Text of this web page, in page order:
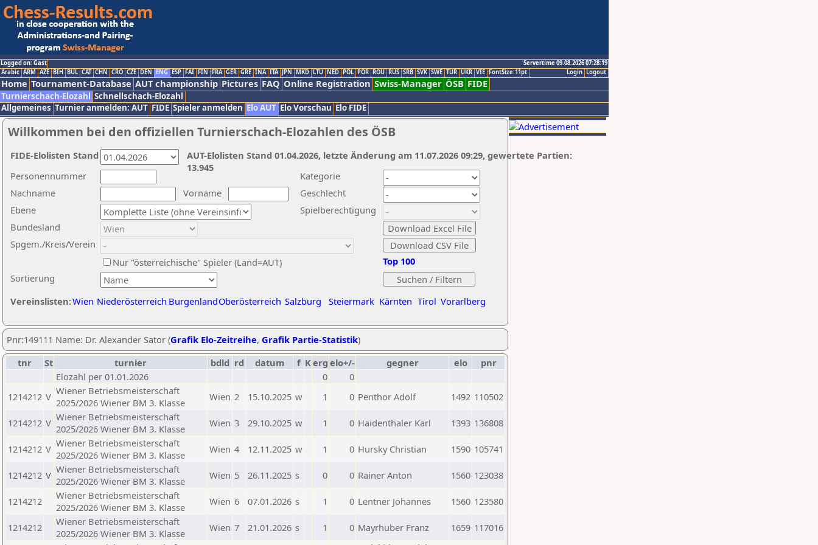
Logged on: Gast
Servertime 09.08.2026 07:28:19
Logout
Login
Arabic ARM AZE BIH BUL CAT CHN CRO CZE DEN ENG ESP FAI FIN FRA GER GRE INA ITA JPN MKD LTU NED POL POR ROU RUS SRB SVK SWE TUR UKR VIE FontSize:11pt
Home Tournament-Database AUT championship Pictures FAQ Online Registration Swiss-Manager ÖSB FIDE
Turnierschach-Elozahl Schnellschach-Elozahl
Allgemeines Turnier anmelden: AUT FIDE Spieler anmelden Elo AUT Elo Vorschau Elo FIDE
Willkommen bei den offiziellen Turnierschach-Elozahlen des ÖSB
Nachname
Vorname
Ebene
Kategorie
Sortierung
Personennummer
Bundesland
Spgem./Kreis/Verein
Geschlecht
Nur "österreichische" Spieler (Land=AUT)
Spielberechtigung
Vereinslisten:Wien Niederösterreich BurgenlandOberösterreich Salzburg Steiermark Kärnten Tirol Vorarlberg
Top 100
AUT-Elolisten Stand 01.04.2026, letzte Änderung am 11.07.2026 09:29, gewertete Partien:
13.945
FIDE-Elolisten Stand
Pnr:149111 Name: Dr. Alexander Sator (Grafik Elo-Zeitreihe, Grafik Partie-Statistik)
tnr
St turnier bdld rd datum f Kerg elo+/- gegner elo
pnr
Elozahl per 01.01.2026
0
0
1214212 V Wiener Betriebsmeisterschaft
2025/2026 Wiener BM 3. Klasse
Wien 2 15.10.2025 w 1 0 Penthor Adolf 1492 110502
1214212 V Wiener Betriebsmeisterschaft
2025/2026 Wiener BM 3. Klasse
Wien 3 29.10.2025 w 1 0 Haidenthaler Karl 1393 136808
1214212 V Wiener Betriebsmeisterschaft
2025/2026 Wiener BM 3. Klasse
Wien 4 12.11.2025 w 1 0 Hursky Christian 1590 105741
1214212 V Wiener Betriebsmeisterschaft
2025/2026 Wiener BM 3. Klasse
Wien 5 26.11.2025 s 0 0 Rainer Anton 1560 123038
1214212
Wiener Betriebsmeisterschaft
2025/2026 Wiener BM 3. Klasse
Wien 6 07.01.2026 s 1 0 Lentner Johannes 1560 123580
1214212
Wiener Betriebsmeisterschaft
2025/2026 Wiener BM 3. Klasse
Wien 7 21.01.2026 s 1 0 Mayrhuber Franz 1659 117016